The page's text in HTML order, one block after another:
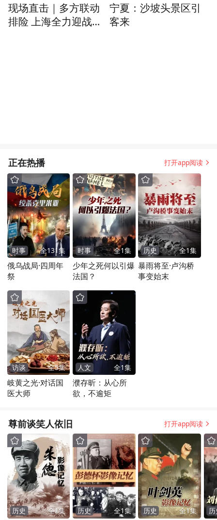
现场直击｜多方联动
排险 上海全力迎战台
宁夏：沙坡头景区引
客来
正在热播 打开app阅读
时事 全131集
俄乌战局·四周年
祭
时事 全1集
少年之死何以引爆
法国？
历史 全1集
暴雨将至·卢沟桥
事变始末
访谈 全5集
岐黄之光·对话国
医大师
人文 全1集
濮存昕：从心所
欲，不逾矩
尊前谈笑人依旧 打开app阅读
历史 全1集 历史 全1集 历史 全1集